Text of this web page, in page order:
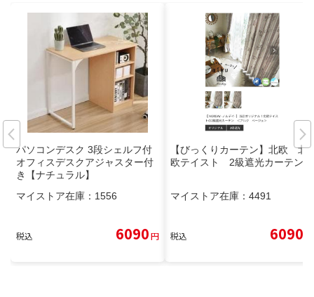
パソコンデスク 3段シェルフ付
オフィスデスクアジャスター付
き【ナチュラル】
マイストア在庫： 1556
税込 6090円
【びっくりカーテン】北欧 北
欧テイスト 2級遮光カーテン
マイストア在庫： 4491
税込 6090